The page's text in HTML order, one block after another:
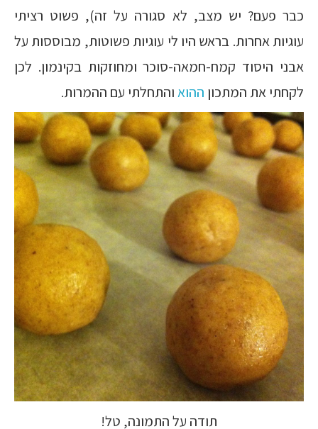
כבר פעם? יש מצב, לא סגורה על זה), פשוט רציתי
עוגיות אחרות. בראש היו לי עוגיות פשוטות, מבוססות על
אבני היסוד קמח-חמאה-סוכר ומחוזקות בקינמון. לכן
לקחתי את המתכון ההואוהתחלתי עם ההמרות.
תודה על התמונה, טל!